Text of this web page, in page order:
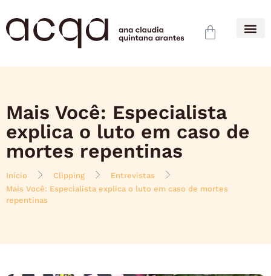
Mais Você: Especialista
explica o luto em caso de
mortes repentinas
Início Clipping
Entrevistas
Mais Você: Especialista explica o luto em caso de mortes
repentinas